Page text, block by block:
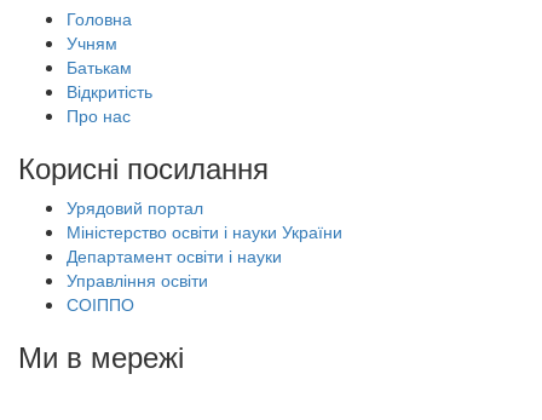
Головна
Учням
Батькам
Відкритість
Про нас
Корисні посилання
Урядовий портал
Міністерство освіти і науки України
Департамент освіти і науки
Управління освіти
СОІППО
Ми в мережі